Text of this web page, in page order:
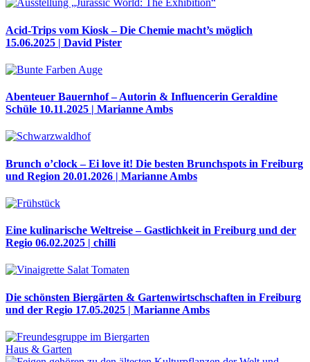
Acid-Trips vom Kiosk – Die Chemie macht’s möglich
15.06.2025 | David Pister
Abenteuer Bauernhof – Autorin & Influencerin Geraldine
Schüle 10.11.2025 | Marianne Ambs
Brunch o’clock – Ei love it! Die besten Brunchspots in Freiburg
und Region 20.01.2026 | Marianne Ambs
Eine kulinarische Weltreise – Gastlichkeit in Freiburg und der
Regio 06.02.2025 | chilli
Die schönsten Biergärten & Gartenwirtschschaften in Freiburg
und der Regio 17.05.2025 | Marianne Ambs
Haus & Garten